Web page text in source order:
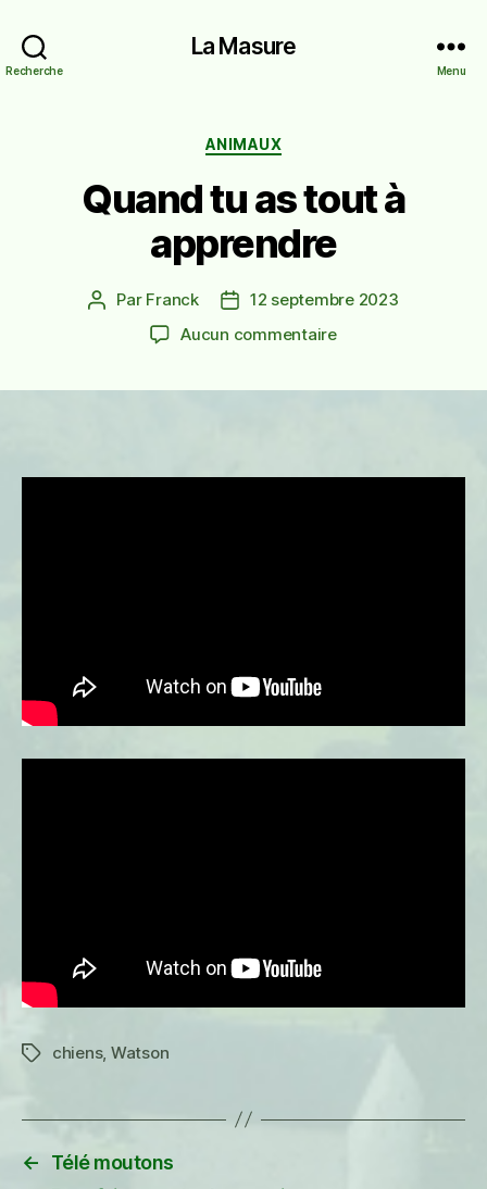
Recherche
La Masure
Menu
Catégories
ANIMAUX
Quand tu as tout à
apprendre
Auteur
Par Franck
Date12 septembre 2023
Aucun commentairesur
apprendre
Étiquettes
chiens, Watson
←
Télé moutons